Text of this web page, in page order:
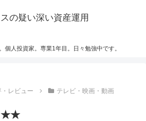
スの疑い深い資産運用
個人投資家。専業1年目。日々勉強中です。
・レビュー テレビ・映画・動画
★★